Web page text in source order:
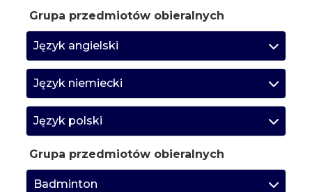
Grupa przedmiotów obieralnych
Język angielski
Język niemiecki
Język polski
Grupa przedmiotów obieralnych
Badminton